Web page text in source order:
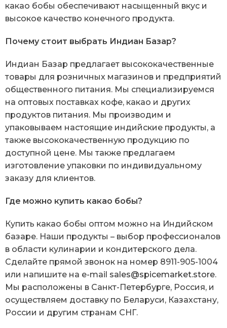
какао бобы обеспечивают насыщенный вкус и
высокое качество конечного продукта.
Почему стоит выбрать Индиан Базар?
Индиан Базар предлагает высококачественные
товары для розничных магазинов и предприятий
общественного питания. Мы специализируемся
на оптовых поставках кофе, какао и других
продуктов питания. Мы производим и
упаковываем настоящие индийские продукты, а
также высококачественную продукцию по
доступной цене. Мы также предлагаем
изготовление упаковки по индивидуальному
заказу для клиентов.
Где можно купить какао бобы?
Купить какао бобы оптом можно на Индийском
базаре. Наши продукты – выбор профессионалов
в области кулинарии и кондитерского дела.
Сделайте прямой звонок на номер 8911-905-1004
или напишите на e-mail sales@spicemarket.store.
Мы расположены в Санкт-Петербурге, Россия, и
осуществляем доставку по Беларуси, Казахстану,
России и другим странам СНГ.